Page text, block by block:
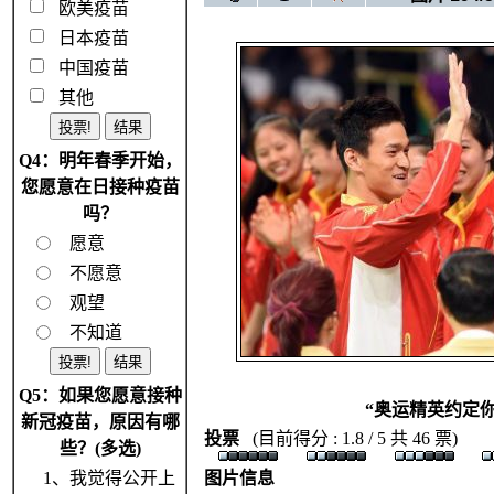
欧美疫苗
日本疫苗
中国疫苗
其他
Q4：明年春季开始，
您愿意在日接种疫苗
吗？
愿意
不愿意
观望
不知道
Q5：如果您愿意接种
新冠疫苗，原因有哪
些？(多选)
1、我觉得公开上
“奥运精英约定
投票
(目前得分 : 1.8 / 5 共 46 票)
图片信息